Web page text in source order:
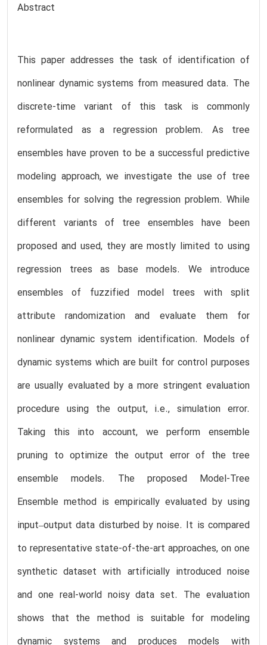
Abstract
This paper addresses the task of identification of
nonlinear dynamic systems from measured data. The
discrete-time variant of this task is commonly
reformulated as a regression problem. As tree
ensembles have proven to be a successful predictive
modeling approach, we investigate the use of tree
ensembles for solving the regression problem. While
different variants of tree ensembles have been
proposed and used, they are mostly limited to using
regression trees as base models. We introduce
ensembles of fuzzified model trees with split
attribute randomization and evaluate them for
nonlinear dynamic system identification. Models of
dynamic systems which are built for control purposes
are usually evaluated by a more stringent evaluation
procedure using the output, i.e., simulation error.
Taking this into account, we perform ensemble
pruning to optimize the output error of the tree
ensemble models. The proposed Model-Tree
Ensemble method is empirically evaluated by using
input–output data disturbed by noise. It is compared
to representative state-of-the-art approaches, on one
synthetic dataset with artificially introduced noise
and one real-world noisy data set. The evaluation
shows that the method is suitable for modeling
dynamic systems and produces models with